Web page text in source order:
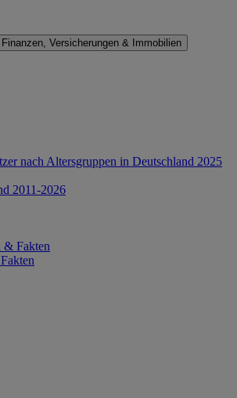
Finanzen, Versicherungen & Immobilien
nach Altersgruppen in Deutschland 2025
2011-2026
& Fakten